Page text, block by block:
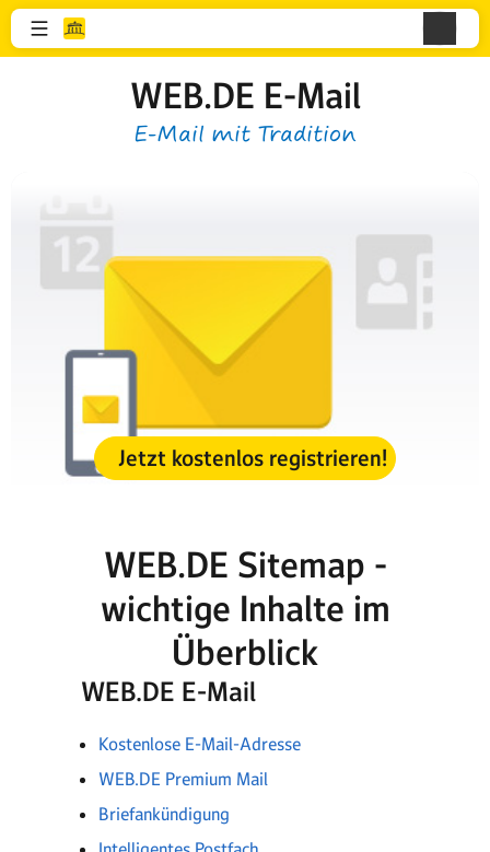
WEB.DE E-Mail
E-Mail mit Tradition
Jetzt kostenlos registrieren!
WEB.DE Sitemap -
wichtige Inhalte im
Überblick
WEB.DE E-Mail
Kostenlose E-Mail-Adresse
WEB.DE Premium Mail
Briefankündigung